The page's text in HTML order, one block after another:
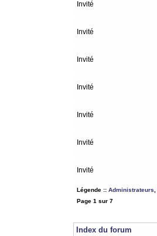
Invité
Invité
Invité
Invité
Invité
Invité
Invité
Légende :: Administrateurs
Page 1 sur 7
Index du forum